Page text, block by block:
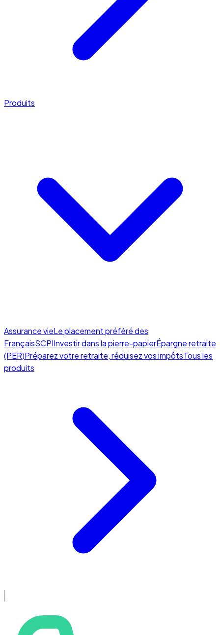
Produits
Assurance vieLe placement préféré des
FrançaisSCPIInvestir dans la pierre-papierÉpargne retraite
(PER)Préparez votre retraite, réduisez vos impôtsTous les
produits